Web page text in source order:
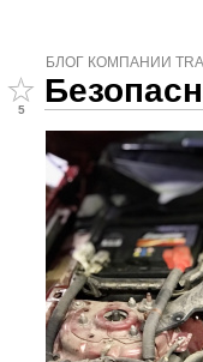
БЛОГ КОМПАНИИ
5